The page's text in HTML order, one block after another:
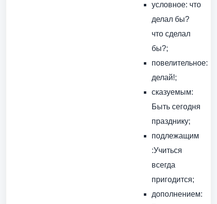
условное: что
делал бы?
что сделал
бы?;
повелительное:
делай!;
сказуемым:
Быть сегодня
празднику;
подлежащим
:Учиться
всегда
пригодится;
дополнением: